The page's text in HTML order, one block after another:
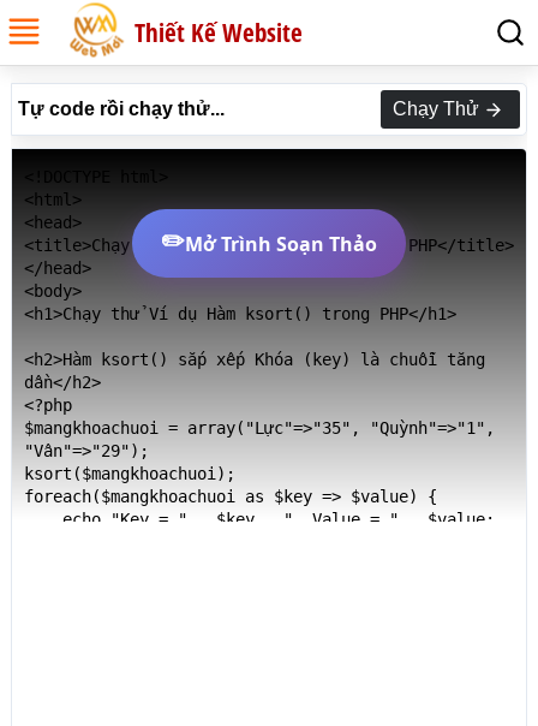
Thiết Kế Website
Tự code rồi chạy thử... Chạy Thử
<html>
<head>
<title>Chạy thử Ví dụ Hàm ksort() trong PHP</title>
</head>
<body>
<h1>Chạy thử Ví dụ Hàm ksort() trong PHP</h1>
<h2>Hàm ksort() sắp xếp Khóa (key) là chuỗi tăng
dần</h2>
<?php
$mangkhoachuoi = array("Lực"=>"35", "Quỳnh"=>"1",
"Vân"=>"29");
ksort($mangkhoachuoi);
foreach($mangkhoachuoi as $key => $value) {
✏️Mở Trình Soạn Thảo